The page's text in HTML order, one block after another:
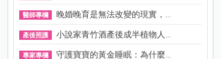
醫師專欄 晚婚晚育是無法改變的現實，...
產後照護 小說家青竹酒產後成半植物人...
專家專欄 守護寶寶的黃金睡眠：為什麼...